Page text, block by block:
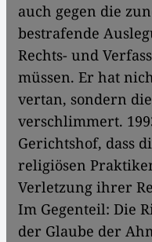
auch gegen die
bestrafende
Rechts- und
müssen. Er hat
vertan, sondern
verschlimmert.
Gerichtshof, dass
religiösen
Verletzung ihrer
Im Gegenteil: Die
der Glaube der